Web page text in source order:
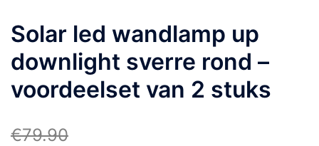
Solar led wandlamp up
downlight sverre rond –
voordeelset van 2 stuks
€79.90